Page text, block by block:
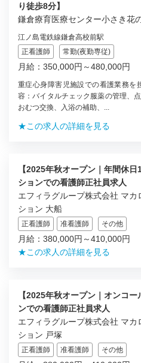
り徒歩8分】
鎌倉療育医療センター小さき花
江ノ島電鉄線鎌倉高校前駅
正看護師
常勤(夜勤専従)
月給：350,000円～480,000円
重症心身障害児施設での看護業務を
容：バイタルチェック服薬の管理、
おむつ交換、入浴の補助、...
★この求人の詳細を見る
【2025年秋オープン｜年間休
ションでの看護師正社員求人
エフィラグループ株式会社 マ
ション 大船
正看護師 准看護師 その他
月給：380,000円～410,000円
★この求人の詳細を見る
【2025年秋オープン｜オンコ
ンでの看護師正社員求人
エフィラグループ株式会社 マ
ション 戸塚
正看護師 准看護師 その他